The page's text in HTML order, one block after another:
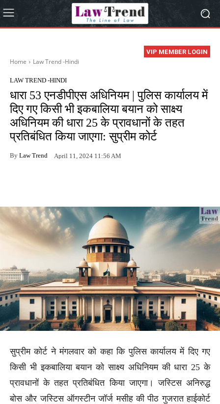
VIP MEMBER LOGIN
Home Law Trend -Hindi
LAW TREND -HINDI
धारा 53 एनडीपीएस अधिनियम | पुलिस कार्यालय में
दिए गए किसी भी इकबालिया बयान को साक्ष्य
अधिनियम की धारा 25 के प्रावधानों के तहत
प्रतिबंधित किया जाएगा: सुप्रीम कोर्ट
By Law Trend April 11, 2024 11:56 AM
सुप्रीम कोर्ट ने मंगलवार को कहा कि पुलिस कार्यालय में दिए गए
किसी भी इकबालिया बयान को साक्ष्य अधिनियम की धारा 25 के
प्रावधानों के तहत प्रतिबंधित किया जाएगा। जस्टिस अनिरुद्ध
बोस और जस्टिस ऑगस्टीन जॉर्ज मसीह की पीठ गुजरात हाईकोर्ट